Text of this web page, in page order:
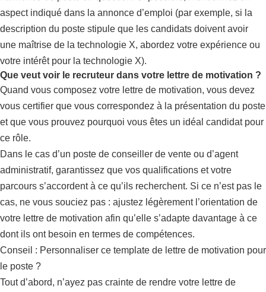
aspect indiqué dans la annonce d’emploi (par exemple, si la
description du poste stipule que les candidats doivent avoir
une maîtrise de la technologie X, abordez votre expérience ou
votre intérêt pour la technologie X).
Que veut voir le recruteur dans votre lettre de motivation ?
Quand vous composez votre lettre de motivation, vous devez
vous certifier que vous correspondez à la présentation du poste
et que vous prouvez pourquoi vous êtes un idéal candidat pour
ce rôle.
Dans le cas d’un poste de conseiller de vente ou d’agent
administratif, garantissez que vos qualifications et votre
parcours s’accordent à ce qu’ils recherchent. Si ce n’est pas le
cas, ne vous souciez pas : ajustez légèrement l’orientation de
votre lettre de motivation afin qu’elle s’adapte davantage à ce
dont ils ont besoin en termes de compétences.
Conseil : Personnaliser ce template de lettre de motivation pour
le poste ?
Tout d’abord, n’ayez pas crainte de rendre votre lettre de